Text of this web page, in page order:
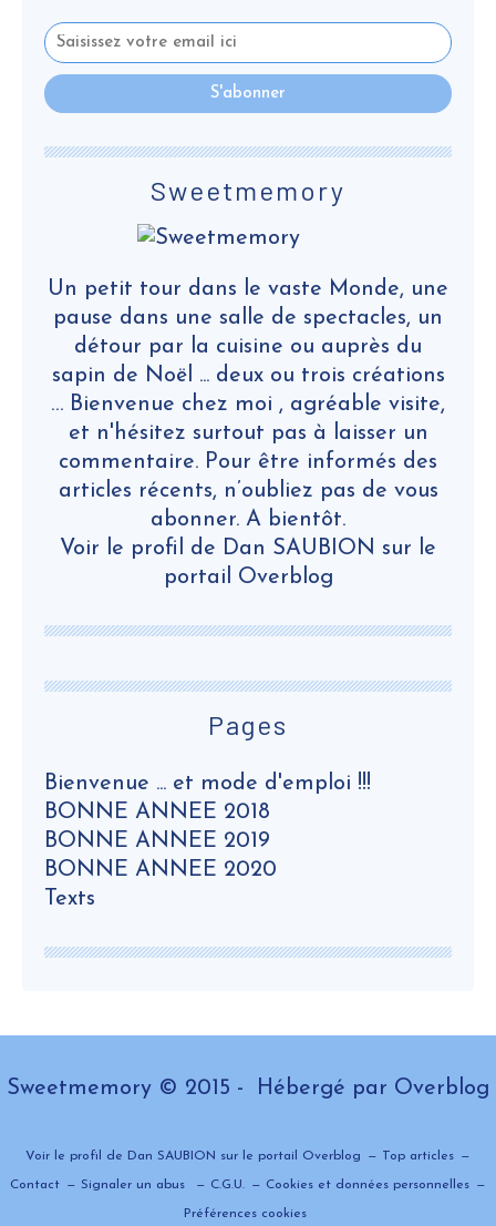
Pages
Bienvenue ... et mode d'emploi !!!
BONNE ANNEE 2018
BONNE ANNEE 2019
BONNE ANNEE 2020
Texts
Sweetmemory
Un petit tour dans le vaste Monde, une
pause dans une salle de spectacles, un
détour par la cuisine ou auprès du
sapin de Noël ... deux ou trois créations
… Bienvenue chez moi , agréable visite,
et n'hésitez surtout pas à laisser un
commentaire. Pour être informés des
articles récents, n’oubliez pas de vous
abonner. A bientôt.
Voir le profil de Dan SAUBION sur le
portail Overblog
Sweetmemory © 2015 - Hébergé par Overblog
Voir le profil de Dan SAUBION sur le portail Overblog Top articles
Contact Signaler un abus C.G.U. Cookies et données personnelles
Préférences cookies